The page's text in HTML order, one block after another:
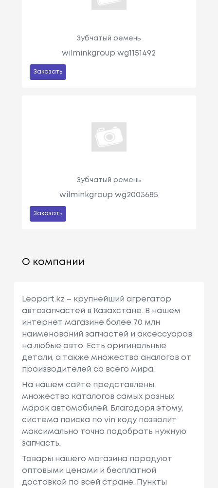
Зубчатый ремень
wilminkgroup wg1151492
Заказать
Зубчатый ремень
wilminkgroup wg2003685
Заказать
О компании
Leopart.kz – крупнейший агрегатор
автозапчастей в Казахстане. В нашем
интернет магазине более 70 млн
наименований запчастей и аксессуаров
на любые авто. Есть оригинальные
детали, а также множество аналогов от
производителей со всего мира.
На нашем сайте представлены
множество каталогов самых разных
марок автомобилей. Благодоря этому,
система поиска по vin коду позволит
максимально точно подобрать нужную
запчасть.
Товары нашего магазина порадуют
оптовыми ценами и бесплатной
доставкой по всей стране. Пункты